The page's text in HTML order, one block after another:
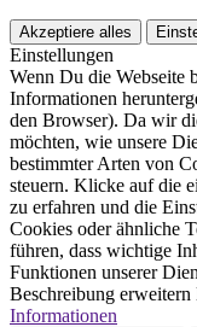
Akzeptiere alles
Einstellungen
Wenn Du die Webseite
Informationen
den Browser). Da wir
möchten, wie unsere
bestimmter Arten von
steuern. Klicke auf die
zu erfahren und die
Cookies oder ähnliche
führen, dass wichtige
Funktionen unserer
Beschreibung erweitern
Informationen